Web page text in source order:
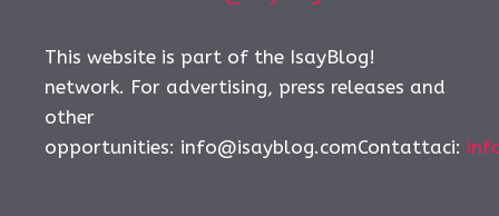
This website is part of the IsayBlog!
network. For advertising, press releases and
other
opportunities: info@isayblog.comContattaci: